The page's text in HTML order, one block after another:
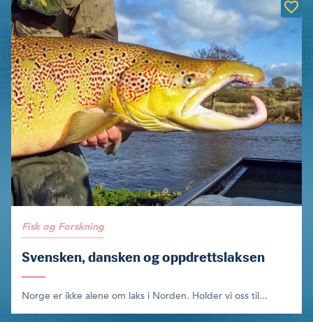
Fisk og Forskning
Svensken, dansken og oppdrettslaksen
Norge er ikke alene om laks i Norden. Holder vi oss til...